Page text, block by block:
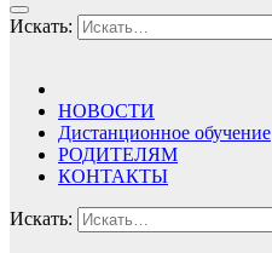
Искать:
НОВОСТИ
Дистанционное обучение
РОДИТЕЛЯМ
КОНТАКТЫ
Искать: